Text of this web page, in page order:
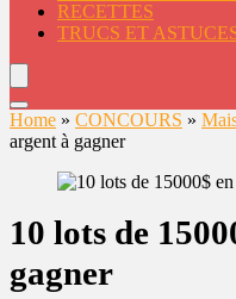
RECETTES
TRUCS ET
Home » CONCOURS »
argent à gagner
10 lots de
gagner